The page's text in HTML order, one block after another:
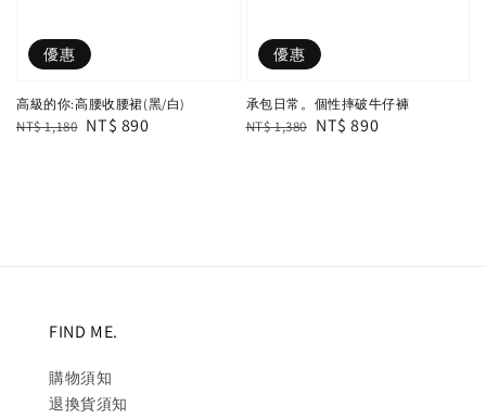
優惠
高級的你:高腰收腰裙(黑/白)
Regular
NT$ 1,180 Sale
NT$ 890
優惠
承包日常。個性摔破牛仔褲
Regular
NT$ 1,380 Sale
NT$ 890
FIND ME.
購物須知
退換貨須知